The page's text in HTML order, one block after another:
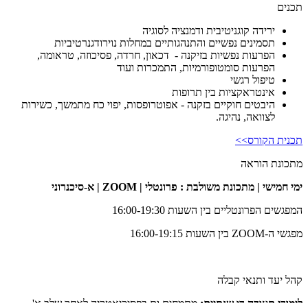
תכנים
ירידה קוגניטיבית ודמנציה לסוגיה
תסמינים נפשיים והתנהגותיים במחלות נוירודגנרטיביות
הפרעות נפשיות בזיקנה - דכאון, חרדה, פסיכוזה, טראומה,
הפרעות סומטופורמיות, התמכרות ועוד
טיפול רגשי
אינטראקציות בין תרופות
היבטים חוקיים בזקנה - אפוטרופסות, יפוי כח מתמשך, כשירות
לצוואה, נהיגה.
תכנית הקורס>>
מתכונת הוראה
ימי חמישי | מתכונת משולבת : פרונטלי | ZOOM | א-סיכנרוני
המפגשים הפרונטליים בין השעות 16:00-19:30
מפגשי ה-ZOOM בין השעות 16:00-19:15
קהל יעד ותנאי קבלה